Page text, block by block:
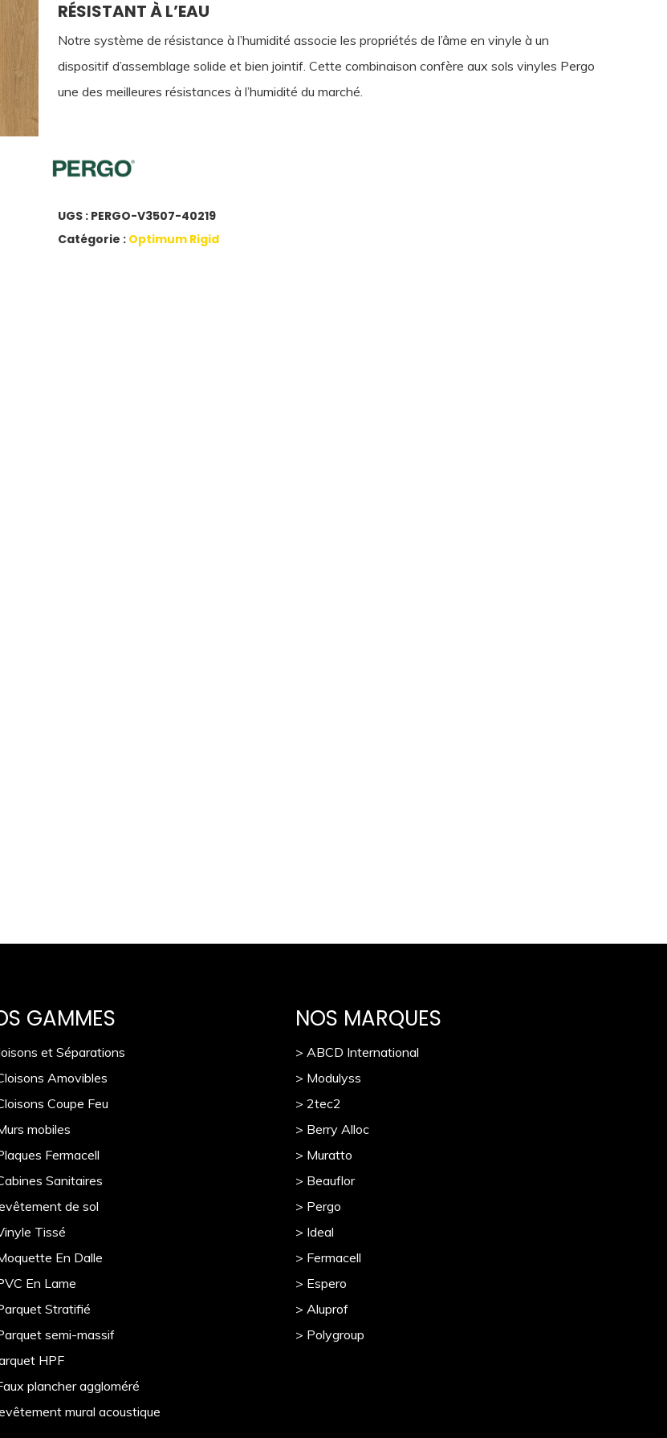
RÉSISTANT À L’EAU
Notre système de résistance à l’humidité associe les propriétés de l’âme en vinyle à un
dispositif d’assemblage solide et bien jointif. Cette combinaison confère aux sols vinyles Pergo
une des meilleures résistances à l’humidité du marché.
UGS : PERGO-V3507-40219
Catégorie : Optimum Rigid
GAMMES
et Séparations
Amovibles
Coupe Feu
mobiles
Fermacell
Sanitaires
de sol
Tissé
En Dalle
En Lame
Stratifié
semi-massif
HPF
plancher aggloméré
mural acoustique
NOS MARQUES
> ABCD International
> Modulyss
> 2tec2
> Berry Alloc
> Muratto
> Beauflor
> Pergo
> Ideal
> Fermacell
> Espero
> Aluprof
> Polygroup